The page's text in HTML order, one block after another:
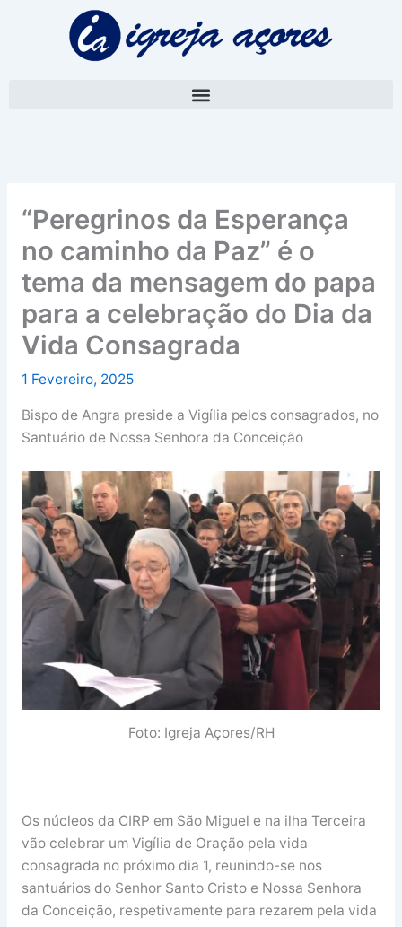
“Peregrinos da Esperança
no caminho da Paz” é o
tema da mensagem do papa
para a celebração do Dia da
Vida Consagrada
1 Fevereiro, 2025
Bispo de Angra preside a Vigília pelos consagrados, no
Santuário de Nossa Senhora da Conceição
Foto: Igreja Açores/RH
Os núcleos da CIRP em São Miguel e na ilha Terceira
vão celebrar um Vigília de Oração pela vida
consagrada no próximo dia 1, reunindo-se nos
santuários do Senhor Santo Cristo e Nossa Senhora
da Conceição, respetivamente para rezarem pela vida